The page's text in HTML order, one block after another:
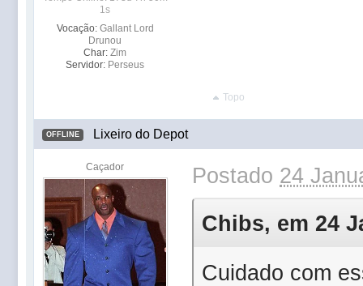
1s
Vocação: Gallant Lord
Drunou
Char: Zim
Servidor: Perseus
Topo
OFFLINE Lixeiro do Depot
Caçador Postado 24
Chibs, em 24
Cuidado com